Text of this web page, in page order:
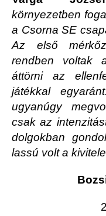
környezetben
a Csorna SE
Az első
rendben voltak
áttörni az
játékkal
ugyanúgy
csak az
dolgokban
lassú volt a